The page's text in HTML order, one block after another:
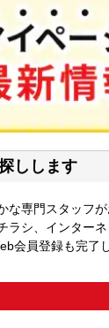
しします
な専門スタッフ
ラシ、インター
会員登録も完了